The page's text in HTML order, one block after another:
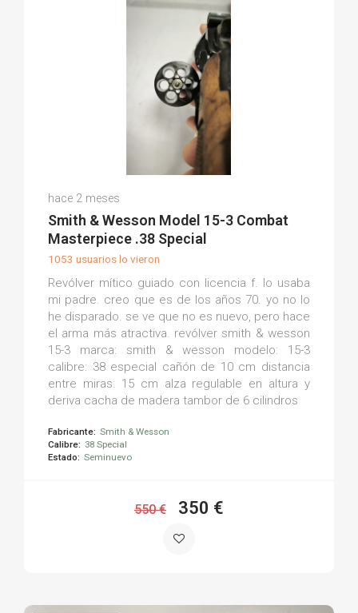
hace 2 meses
Smith & Wesson Model 15-3 Combat
Masterpiece .38 Special
1053 usuarios lo vieron
Revólver mítico guiado con licencia f. lo usaba
mi padre. creo que es de los años 70. yo no lo
he disparado. se ve que no es nuevo, pero hace
el arma más atractiva. revólver smith & wesson
15-3 marca: smith & wesson modelo: 15-3
calibre: 38 especial cañón de 10 cm distancia
entre miras: 15 cm alza regulable en altura y
deriva cacha de madera tambor de 6 cilindros
Fabricante: Smith & Wesson
Calibre: 38 Special
Estado: Seminuevo
550 € 350 €